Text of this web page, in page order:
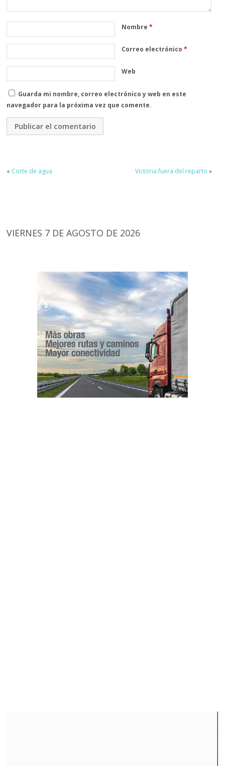
Nombre*
Correo electrónico*
Web
Guarda mi nombre, correo electrónico y web en este
navegador para la próxima vez que comente.
« Corte de agua Victoria fuera del reparto »
VIERNES 7 DE AGOSTO DE 2026